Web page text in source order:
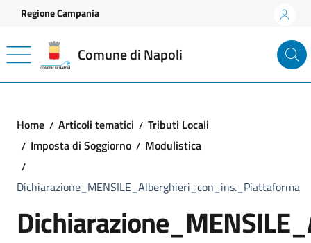
Vai ai contenuti
Vai al footer
Regione Campania
Comune di Napoli
Home Articoli tematici
Tributi Locali
Imposta di Soggiorno
Modulistica
Dichiarazione_MENSILE_Alberghieri_con_ins._Piattaforma